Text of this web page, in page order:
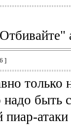
]
надо быть
пиар-